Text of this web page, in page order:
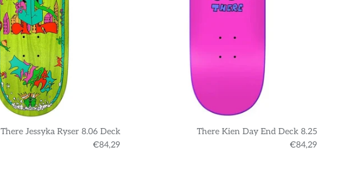
There Jessyka Ryser 8.06 Deck
€84,29
There Kien Day End Deck 8.25
€84,29